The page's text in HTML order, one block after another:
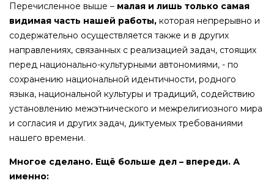
Перечисленное выше – малая и лишь только самая
видимая часть нашей работы, которая непрерывно и
содержательно осуществляется также и в других
направлениях, связанных с реализацией задач, стоящих
перед национально-культурными автономиями, - по
сохранению национальной идентичности, родного
языка, национальной культуры и традиций, содействию
установлению межэтнического и межрелигиозного мира
и согласия и других задач, диктуемых требованиями
нашего времени.
Многое сделано. Ещё больше дел – впереди. А
именно: